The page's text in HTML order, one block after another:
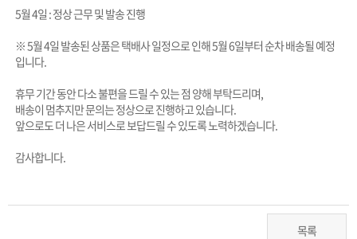
5월 4일 : 정상 근무 및 발송 진행
※ 5월 4일 발송된 상품은 택배사 일정으로 인해 5월 6일부터 순차 배송될 예정
입니다.
휴무 기간 동안 다소 불편을 드릴 수 있는 점 양해 부탁드리며,
배송이 멈추지만 문의는 정상으로 진행하고 있습니다.
앞으로도 더 나은 서비스로 보답드릴 수 있도록 노력하겠습니다.
감사합니다.
목록